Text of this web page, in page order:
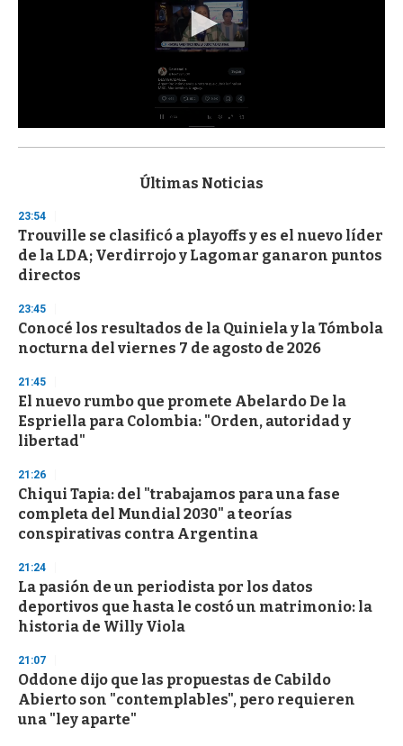
s
d
s
o
f
3
s
e
c
o
d
s
Últimas Noticias
23:54
Trouville se clasificó a playoffs y es el nuevo líder
de la LDA; Verdirrojo y Lagomar ganaron puntos
directos
23:45
Conocé los resultados de la Quiniela y la Tómbola
nocturna del viernes 7 de agosto de 2026
21:45
El nuevo rumbo que promete Abelardo De la
Espriella para Colombia: "Orden, autoridad y
libertad"
21:26
Chiqui Tapia: del "trabajamos para una fase
completa del Mundial 2030" a teorías
conspirativas contra Argentina
21:24
La pasión de un periodista por los datos
deportivos que hasta le costó un matrimonio: la
historia de Willy Viola
21:07
Oddone dijo que las propuestas de Cabildo
Abierto son "contemplables", pero requieren
una "ley aparte"